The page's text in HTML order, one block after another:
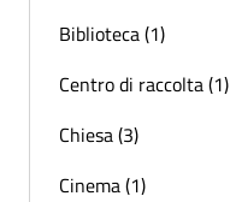
Biblioteca (1)
Centro di raccolta (1)
Chiesa (3)
Cinema (1)